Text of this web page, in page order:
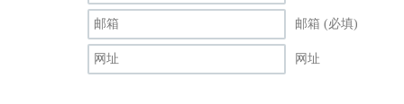
英国维多利亚时代的禁食陋习，以及其所带来的深远影响，
譬如劫后余生的人们对信仰的过度依赖，导致他们对神迹的
过分狂热，而遭蒙蔽了双眼，失去明辨是非的能力。
邮箱 (必填)
网址